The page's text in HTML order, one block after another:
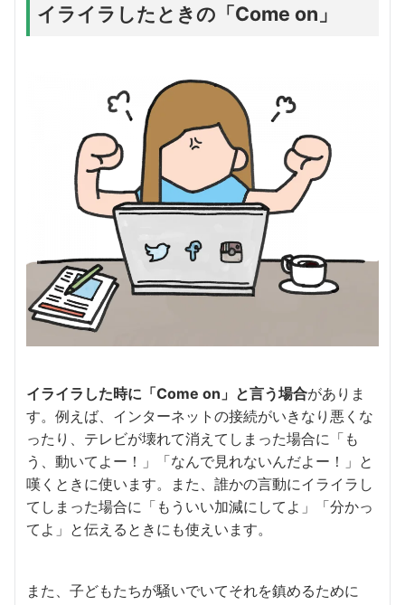
イライラしたときの「Come on」
イライラした時に「Come on」と言う場合がありま
す。例えば、インターネットの接続がいきなり悪くな
ったり、テレビが壊れて消えてしまった場合に「も
う、動いてよー！」「なんで見れないんだよー！」と
嘆くときに使います。また、誰かの言動にイライラし
てしまった場合に「もういい加減にしてよ」「分かっ
てよ」と伝えるときにも使えいます。
また、子どもたちが騒いでいてそれを鎮めるために